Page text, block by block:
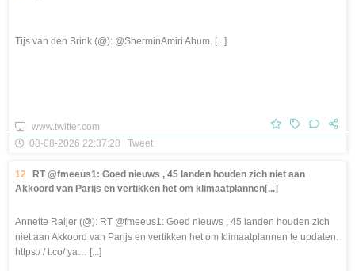
Tijs van den Brink (@): @SherminAmiri Ahum. [...]
www.twitter.com
08-08-2026 22:37:28 | Tweet
12
RT @fmeeus1: Goed nieuws , 45 landen houden zich niet aan
Akkoord van Parijs en vertikken het om klimaatplannen[...]
Annette Raijer (@): RT @fmeeus1: Goed nieuws , 45 landen houden zich
niet aan Akkoord van Parijs en vertikken het om klimaatplannen te updaten.
https:/ / t.co/ ya… [...]